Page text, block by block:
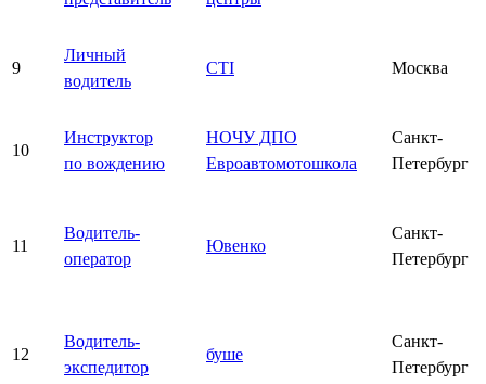
9
Личный
водитель
CTI Москва
10
Инструктор
по вождению
НОЧУ ДПО
Евроавтомотошкола
Санкт-
Петербург
11
Водитель-
оператор
Ювенко
Санкт-
Петербург
12
Водитель-
экспедитор
буше
Санкт-
Петербург